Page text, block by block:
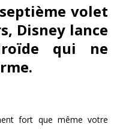
volet
Disney lance
qui ne
fort que même votre